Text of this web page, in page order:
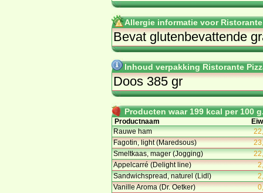
Allergie informatie voor Ristorante
Be­vat glu­ten­be­vat­ten­de
Inhoud verpakking Ristorante
Doos 385 gr
Producten waar 199 kcal per 100
Productnaam
Rauwe ham
Fagotin, light (Maredsous)
Smeltkaas, mager (Jogging)
Appelcarré (Delight line)
Sandwichspread, naturel (Lidl)
Vanille Aroma (Dr. Oetker)